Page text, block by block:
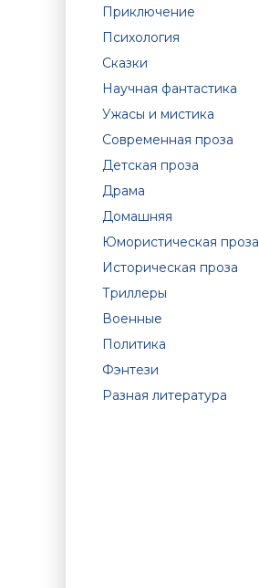
Приключение
Психология
Сказки
Научная фантастика
Ужасы и мистика
Современная проза
Детская проза
Драма
Домашняя
Юмористическая проза
Историческая проза
Триллеры
Военные
Политика
Фэнтези
Разная литература